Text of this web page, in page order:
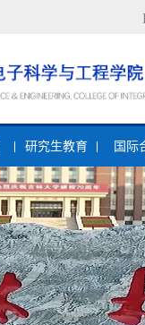
研究生教育 国际